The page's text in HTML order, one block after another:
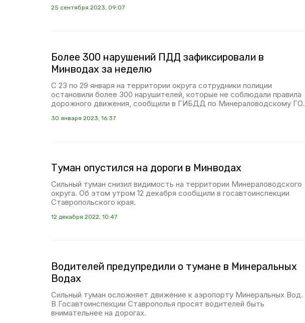
25 сентября 2023, 09:07
Более 300 нарушений ПДД зафиксировали в
Минводах за неделю
С 23 по 29 января на территории округа сотрудники полиции
остановили более 300 нарушителей, которые не соблюдали правила
дорожного движения, сообщили в ГИБДД по Минераловодскому ГО.
30 января 2023, 16:37
Туман опустился на дороги в Минводах
Сильный туман снизил видимость на территории Минераловодского
округа. Об этом утром 12 декабря сообщили в госавтоинспекции
Ставропольского края.
12 декабря 2022, 10:47
Водителей предупредили о тумане в Минеральных
Водах
Сильный туман осложняет движение к аэропорту Минеральных Вод.
В Госавтоинспекции Ставрополья просят водителей быть
внимательнее на дорогах.